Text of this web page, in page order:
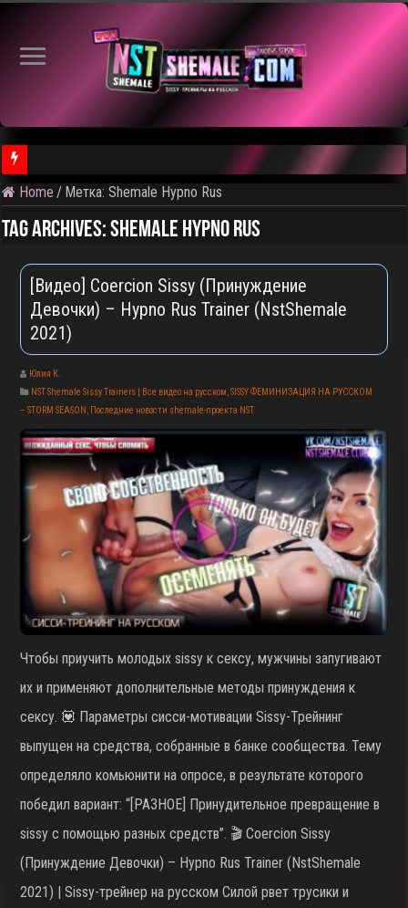
⚠️ Результаты голосования и тема следующего откртытого
Home / Метка:Shemale Hypno Rus
Tag Archives:Shemale Hypno Rus
[Видео] Сoercion Sissy (Принуждение
Девочки) – Hypno Rus Trainer (NstShemale
2021)
Юлия К.
NST Shemale Sissy Trainers | Все видео на русском ,SISSY ФЕМИНИЗАЦИЯ НА РУССКОМ
– STORM SEASON
Последние новости shemale-проекта NST
Чтобы приучить молодых sissy к сексу, мужчины запугивают
их и применяют дополнительные методы принуждения к
сексу. 💟 Параметры сисси-мотивации Sissy-Трейнинг
выпущен на средства, собранные в банке сообщества. Тему
определяло комьюнити на опросе, в результате которого
победил вариант: “[РАЗНОЕ] Принудительное превращение в
sissy с помощью разных средств”. 🎬 Сoercion Sissy
(Принуждение Девочки) – Hypno Rus Trainer (NstShemale
2021) | Sissy-трейнер на русском Силой рвет трусики и